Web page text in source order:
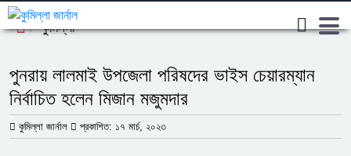
কুমিল্লা
পুনরায় লালমাই উপজেলা পরিষদের ভাইস চেয়ারম্যান
নির্বাচিত হলেন মিজান মজুমদার
কুমিল্লা জার্নাল প্রকাশিত: ১৭ মার্চ, ২০২৩